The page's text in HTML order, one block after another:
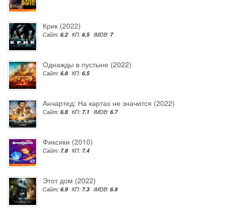
Крик (2022)
Сайт: 6.2 КП: 6.5 IMDB: 7
Однажды в пустыне (2022)
Сайт: 6.8 КП: 6.5
Анчартед: На картах не значится (2022)
Сайт: 6.8 КП: 7.1 IMDB: 6.7
Фиксики (2010)
Сайт: 7.8 КП: 7.4
Этот дом (2022)
Сайт: 6.9 КП: 7.3 IMDB: 6.9